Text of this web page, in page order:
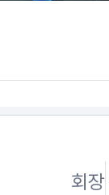
회장